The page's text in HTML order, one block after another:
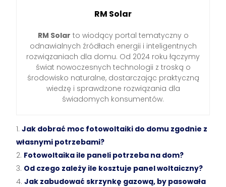
RM Solar
RM Solar to wiodący portal tematyczny o
odnawialnych źródłach energii i inteligentnych
rozwiązaniach dla domu. Od 2024 roku łączymy
świat nowoczesnych technologii z troską o
środowisko naturalne, dostarczając praktyczną
wiedzę i sprawdzone rozwiązania dla
świadomych konsumentów.
Jak dobrać moc fotowoltaiki do domu zgodnie z
własnymi potrzebami?
Fotowoltaika ile paneli potrzeba na dom?
Od czego zależy ile kosztuje panel woltaiczny?
Jak zabudować skrzynkę gazową, by pasowała